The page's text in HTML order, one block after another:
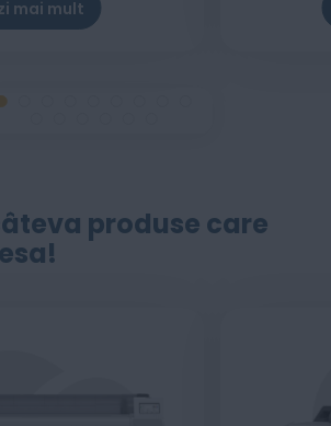
mai mult
epuizat
produse care